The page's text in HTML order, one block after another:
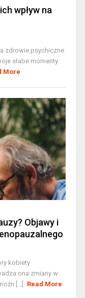
wpływ na
zdrowie psychiczne
słabe momenty.
More
Objawy i
kobiety
ona zmiany w
[...]
Read More